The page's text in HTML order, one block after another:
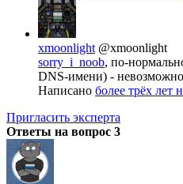
xmoonlight @xmoonlight
sorry_i_noob, по-
DNS-имени) -
Написано более трёх лет
Пригласить эксперта
Ответы на вопрос 3